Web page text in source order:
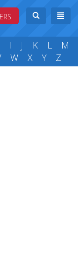
I J K L
M
W X Y Z